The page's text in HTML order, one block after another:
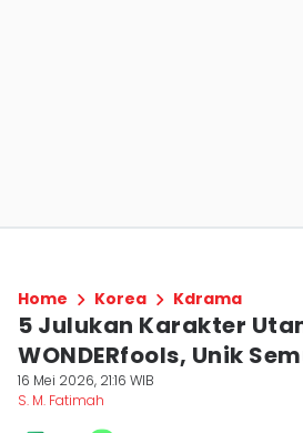
Home Korea Kdrama
5 Julukan Karakter
WONDERfools, Unik
16 Mei 2026, 21:16 WIB
S. M. Fatimah